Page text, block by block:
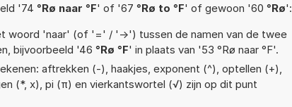
'74 °Rø naar °F' of '67 °Rø to °F' of gewoon '60 °Rø':
woord 'naar' (of '=' / '->') tussen de namen van de twee
bijvoorbeeld '46 °Rø °F' in plaats van '53 °Rø naar °F'.
aftrekken (-), haakjes, exponent (^), optellen (+),
(*, x), pi (π) en vierkantswortel (√) zijn op dit punt